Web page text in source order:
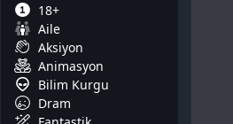
18+
Aile
Aksiyon
Animasyon
Bilim Kurgu
Dram